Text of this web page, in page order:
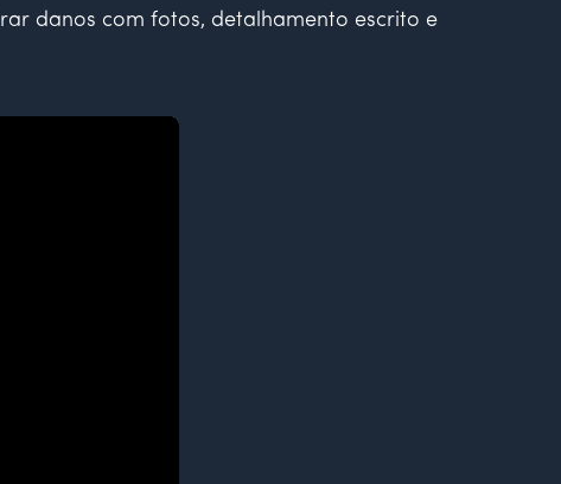
danos com fotos, detalhamento escrito e